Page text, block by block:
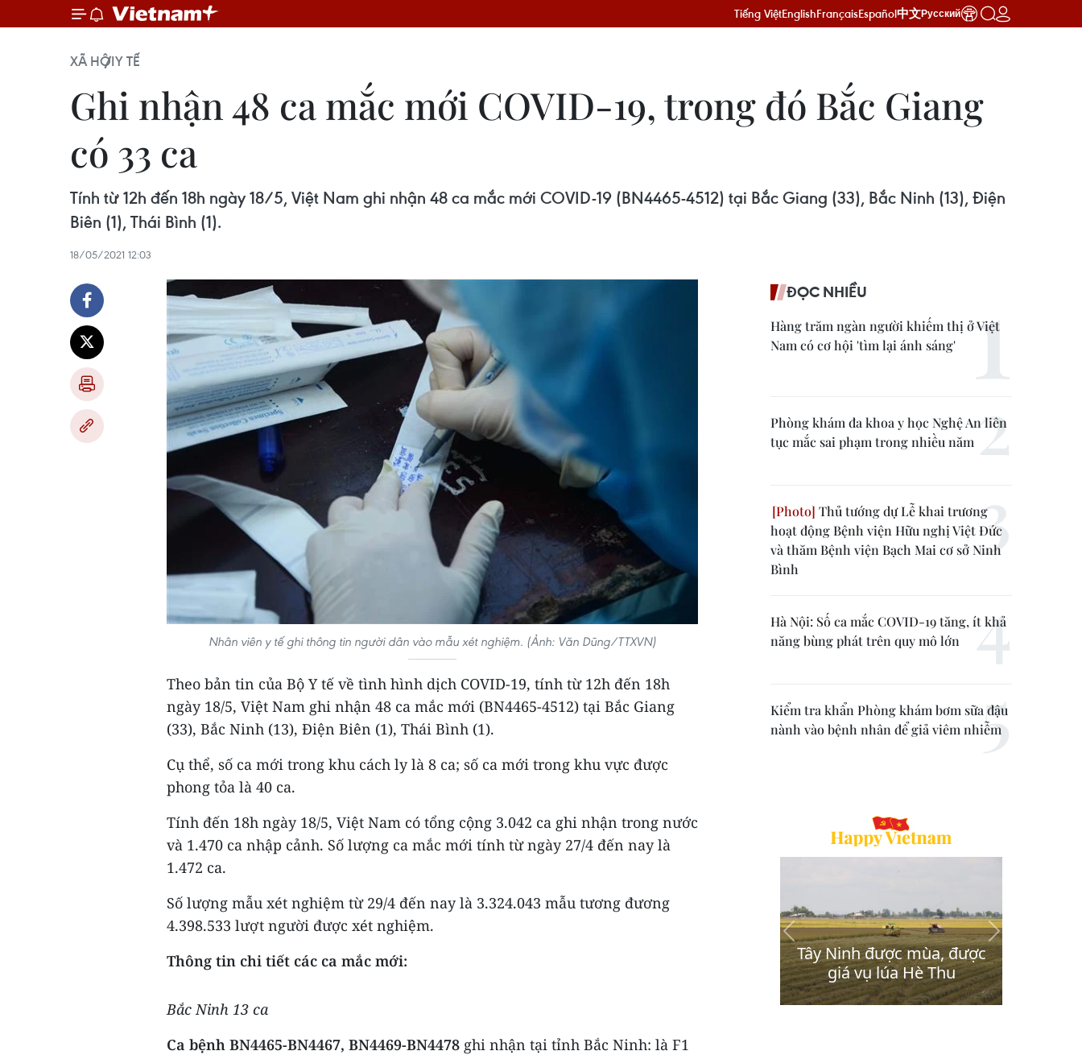
Tiếng ViệtEnglishFrançaisEspañol中文Русский
XÃ HỘIY TẾ
Ghi nhận 48 ca mắc mới COVID-19, trong đó Bắc Giang
có 33 ca
Tính từ 12h đến 18h ngày 18/5, Việt Nam ghi nhận 48 ca mắc mới COVID-19 (BN4465-4512) tại Bắc Giang (33), Bắc Ninh (13), Điện
Biên (1), Thái Bình (1).
18/05/2021 12:03
Nhân viên y tế ghi thông tin người dân vào mẫu xét nghiệm. (Ảnh: Văn Dũng/TTXVN)
Theo bản tin của Bộ Y tế về tình hình dịch COVID-19, tính từ 12h đến 18h
ngày 18/5, Việt Nam ghi nhận 48 ca mắc mới (BN4465-4512) tại Bắc Giang
(33), Bắc Ninh (13), Điện Biên (1), Thái Bình (1).
Cụ thể, số ca mới trong khu cách ly là 8 ca; số ca mới trong khu vực được
phong tỏa là 40 ca.
Tính đến 18h ngày 18/5, Việt Nam có tổng cộng 3.042 ca ghi nhận trong nước
và 1.470 ca nhập cảnh. Số lượng ca mắc mới tính từ ngày 27/4 đến nay là
1.472 ca.
Số lượng mẫu xét nghiệm từ 29/4 đến nay là 3.324.043 mẫu tương đương
4.398.533 lượt người được xét nghiệm.
Thông tin chi tiết các ca mắc mới:
Bắc Ninh 13 ca
Ca bệnh BN4465-BN4467, BN4469-BN4478 ghi nhận tại tỉnh Bắc Ninh: là F1
ĐỌC NHIỀU
Hàng trăm ngàn người khiếm thị ở Việt
Nam có cơ hội 'tìm lại ánh sáng'
Phòng khám đa khoa y học Nghệ An liên
tục mắc sai phạm trong nhiều năm
Thủ tướng dự Lễ khai trương
hoạt động Bệnh viện Hữu nghị Việt Đức
và thăm Bệnh viện Bạch Mai cơ sở Ninh
Bình
Hà Nội: Số ca mắc COVID-19 tăng, ít khả
năng bùng phát trên quy mô lớn
Kiểm tra khẩn Phòng khám bơm sữa đậu
nành vào bệnh nhân để giả viêm nhiễm